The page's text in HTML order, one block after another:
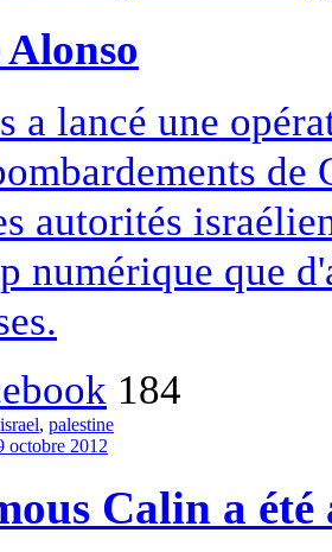
a lancé une
de
autorités
numérique que
184
israel, palestine
octobre 2012
Calin a été